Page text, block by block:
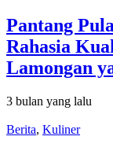
Pantang
Rahasia
Lamongan
3 bulan yang lalu
Berita, Kuliner